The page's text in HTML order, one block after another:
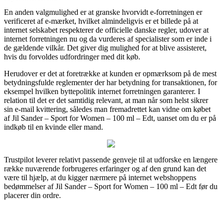
En anden valgmulighed er at granske hvorvidt e-forretningen er
verificeret af e-mærket, hvilket almindeligvis er et billede på at
internet selskabet respekterer de officielle danske regler, udover at
internet forretningen nu og da vurderes af specialister som er inde i
de gældende vilkår. Det giver dig mulighed for at blive assisteret,
hvis du forvoldes udfordringer med dit køb.
Herudover er det at foretrække at kunden er opmærksom på de mest
betydningsfulde reglementer der har betydning for transaktionen, for
eksempel hvilken byttepolitik internet forretningen garanterer. I
relation til det er det samtidig relevant, at man når som helst sikrer
sin e-mail kvittering, således man fremadrettet kan vidne om købet
af Jil Sander – Sport for Women – 100 ml – Edt, uanset om du er på
indkøb til en kvinde eller mand.
Trustpilot leverer relativt passende genveje til at udforske en længere
række nuværende forbrugeres erfaringer og af den grund kan det
være til hjælp, at du kigger nærmere på internet webshoppens
bedømmelser af Jil Sander – Sport for Women – 100 ml – Edt før du
placerer din ordre.